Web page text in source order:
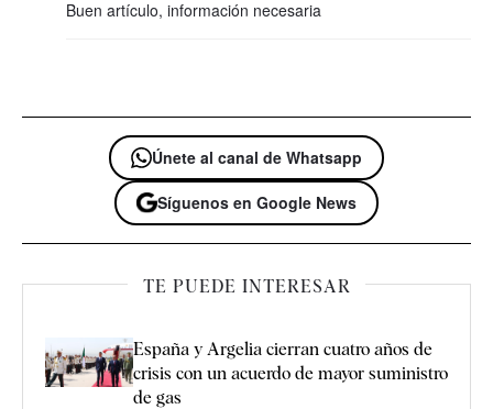
Buen artículo, información necesaria
Únete al canal de Whatsapp
Síguenos en Google News
TE PUEDE INTERESAR
España y Argelia cierran cuatro años de
crisis con un acuerdo de mayor suministro
de gas